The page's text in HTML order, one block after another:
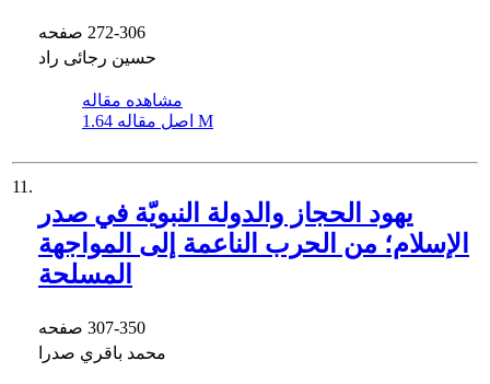
272-306
حسین رجائی راد
مشاهده مقاله
اصل مقاله 1.64 M
11.
يهود الحجاز والدولة النبويّة في صدر
الإسلام؛ ‏من الحرب الناعمة إلى المواجهة
المسلحة
307-350
محمد باقري صدرا